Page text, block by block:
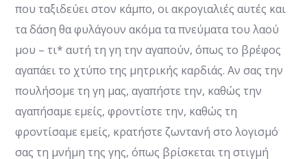
που ταξιδεύει στον κάμπο, οι ακρογιαλιές αυτές και
τα δάση θα φυλάγουν ακόμα τα πνεύματα του λαού
μου – τι* αυτή τη γη την αγαπούν, όπως το βρέφος
αγαπάει το χτύπο της μητρικής καρδιάς. Αν σας την
πουλήσομε τη γη μας, αγαπήστε την, καθώς την
αγαπήσαμε εμείς, φροντίστε την, καθώς τη
φροντίσαμε εμείς, κρατήστε ζωντανή στο λογισμό
σας τη μνήμη της γης, όπως βρίσκεται τη στιγμή